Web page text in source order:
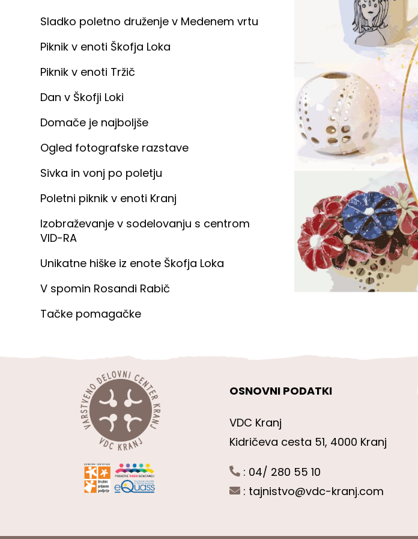
Sladko poletno druženje v Medenem vrtu
Piknik v enoti Škofja Loka
Piknik v enoti Tržič
Dan v Škofji Loki
Domače je najboljše
Ogled fotografske razstave
Sivka in vonj po poletju
Poletni piknik v enoti Kranj
Izobraževanje v sodelovanju s centrom
VID-RA
Unikatne hiške iz enote Škofja Loka
V spomin Rosandi Rabič
Tačke pomagačke
OSNOVNI PODATKI
VDC Kranj
Kidričeva cesta 51, 4000 Kranj
: 04/ 280 55 10
: tajnistvo@vdc-kranj.com